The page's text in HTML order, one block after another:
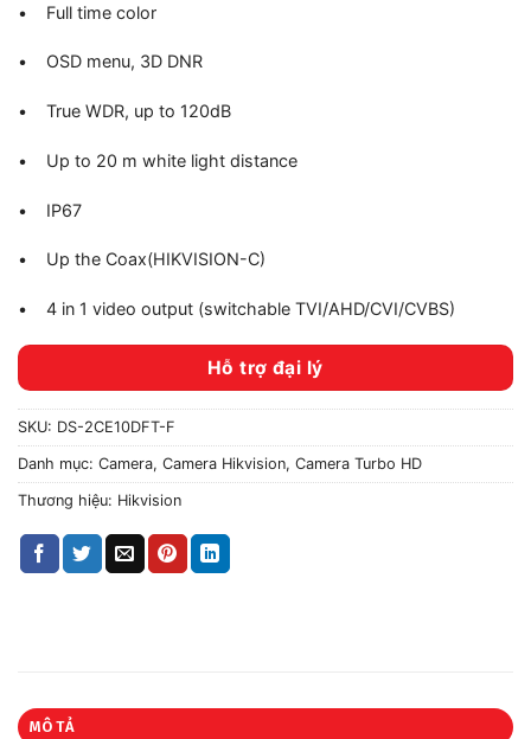
• Full time color
• OSD menu, 3D DNR
• True WDR, up to 120dB
• Up to 20 m white light distance
• IP67
• Up the Coax(HIKVISION-C)
• 4 in 1 video output (switchable TVI/AHD/CVI/CVBS)
Hỗ trợ đại lý
SKU: DS-2CE10DFT-F
Danh mục: Camera, Camera Hikvision, Camera Turbo HD
Thương hiệu: Hikvision
MÔ TẢ